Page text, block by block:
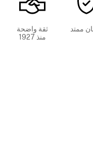
ممتد
ثقة واضحة
منذ 1927